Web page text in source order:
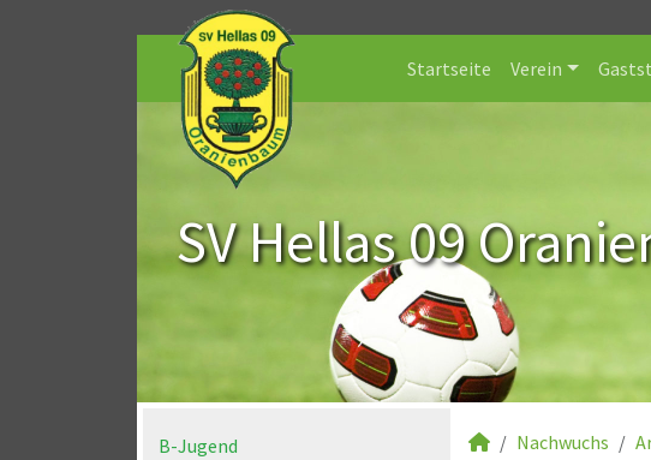
Startseite Verein
SV Hellas 09
B-Jugend
Nachwuchs